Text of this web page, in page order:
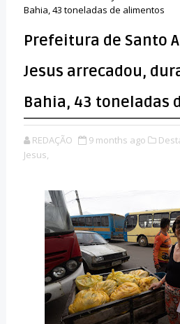
Bahia, 43 toneladas de alimentos
Prefeitura de Santo
Jesus arrecadou,
Bahia, 43 toneladas
REDAÇÃO 9 months ago
Jesus,